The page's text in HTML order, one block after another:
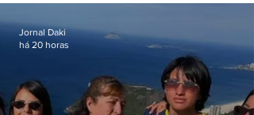
em queda de helicóptero no
Jornal Daki
há 20 horas